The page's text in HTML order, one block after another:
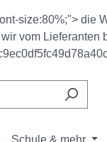
size:80%;"> die
vom
Schule & mehr